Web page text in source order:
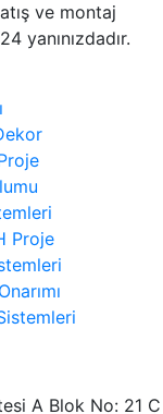
ve montaj
yanınızdadır.
Proje
A Blok No: 21 C